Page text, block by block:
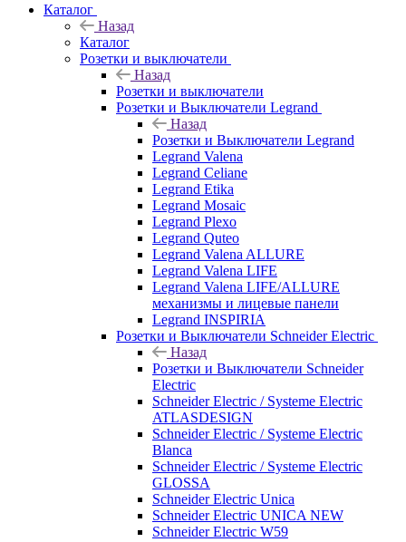
Каталог
Назад
Каталог
Розетки и выключатели
Назад
Розетки и выключатели
Розетки и Выключатели Legrand
Назад
Розетки и Выключатели Legrand
Legrand Valena
Legrand Celiane
Legrand Etika
Legrand Mosaic
Legrand Plexo
Legrand Quteo
Legrand Valena ALLURE
Legrand Valena LIFE
Legrand Valena LIFE/ALLURE
механизмы и лицевые панели
Legrand INSPIRIA
Розетки и Выключатели Schneider Electric
Назад
Розетки и Выключатели Schneider
Electric
Schneider Electric / Systeme Electric
ATLASDESIGN
Schneider Electric / Systeme Electric
Blanca
Schneider Electric / Systeme Electric
GLOSSA
Schneider Electric Unica
Schneider Electric UNICA NEW
Schneider Electric W59